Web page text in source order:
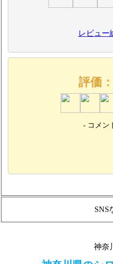
レビュー
評価：
- コメン
SNS
神奈